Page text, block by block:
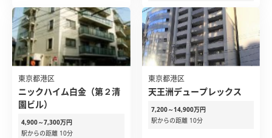
東京都港区
ニックハイム白金（第２清
園ビル）
4,900～7,300万円
駅からの距離 10分
東京都港区
天王洲デュープレックス
7,200～14,900万円
駅からの距離 10分